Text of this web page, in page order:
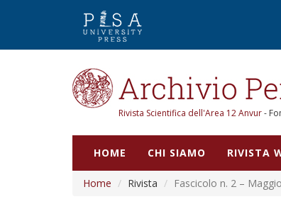
Rivista Scientifica dell'Area 12 Anvur-
HOME CHI SIAMO RIVISTA
Home Rivista Fascicolo n. 2 –